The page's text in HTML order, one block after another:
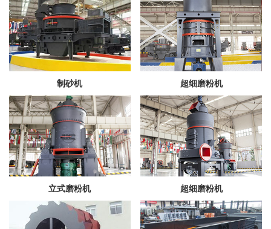
制砂机 超细磨粉机
立式磨粉机 超细磨粉机